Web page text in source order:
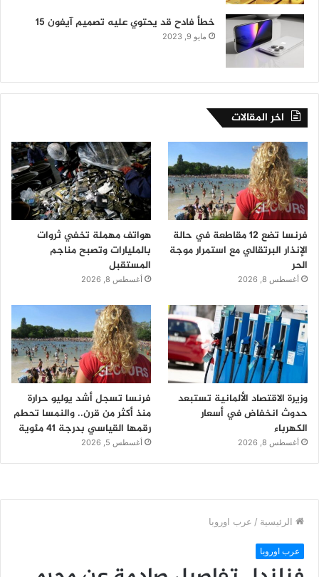
خطأ فادح قد يحتوي عليه تصميم آيفون 15
مايو 9, 2023
اخر المقالات
فرنسا تضع 12 مقاطعة في حالة
الإنذار البرتقالي مع استمرار موجة
الحر
أغسطس 8, 2026
هواتف مهملة تخفي ثروات
بالمليارات وتصبح مناجم
المستقبل
أغسطس 8, 2026
وزيرة الاقتصاد الألمانية تستبعد
حدوث انخفاض في أسعار
الكهرباء
أغسطس 8, 2026
فرنسا تسجل أشد يوليو حرارة
منذ أكثر من قرن.. والنمسا تحطم
رقمها القياسي بدرجة 41 مئوية
أغسطس 5, 2026